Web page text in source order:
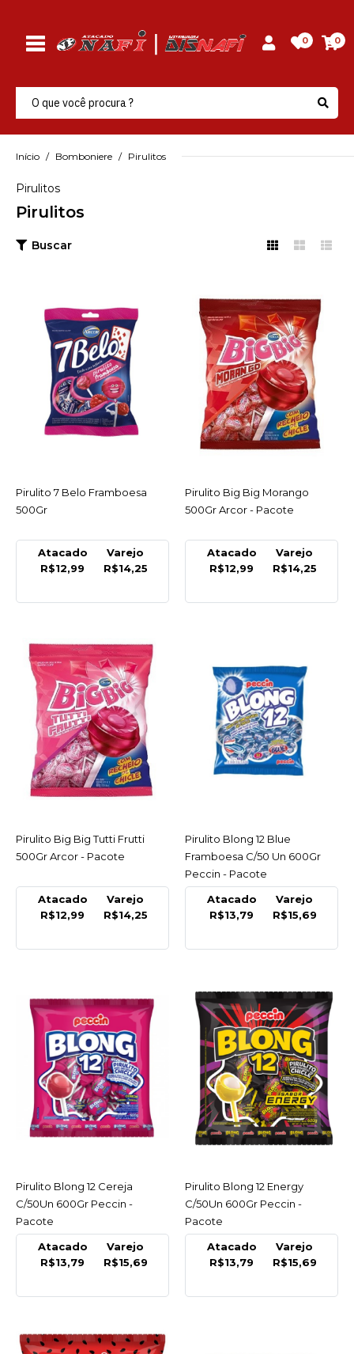
0 0
Início Bomboniere Pirulitos
Pirulitos
Pirulitos
Buscar
Pirulito 7 Belo
Framboesa 500Gr
R$14,25
COMPRAR
COMPARAR
LISTA DE DESEJO
ARCOR
Pirulito Big Big Morango
R$14,25
Pirulito Big Big Tutti
Frutti 500Gr Arcor -
Pacote
LISTA DE DESEJO
Pirulito Blong 12 Blue
R$15,69
COMPRAR
COMPARAR
LISTA DE DESEJO
PECCIN
C/50Un 600Gr Peccin -
Pacote
R$15,69
COMPRAR
ACESSAR
Pirulito 7 Belo Framboesa
500Gr
Atacado
R$12,99
Varejo
R$14,25
ACESSAR
Pirulito Big Big Morango
500Gr Arcor - Pacote
Atacado
R$12,99
Varejo
R$14,25
ACESSAR
Pirulito Big Big Tutti Frutti
500Gr Arcor - Pacote
Atacado
R$12,99
Varejo
R$14,25
ACESSAR
Pirulito Blong 12 Blue
Framboesa C/50 Un 600Gr
Peccin - Pacote
Atacado
R$13,79
Varejo
R$15,69
ACESSAR
Pirulito Blong 12 Cereja
C/50Un 600Gr Peccin -
Pacote
Atacado
R$13,79
Varejo
R$15,69
ACESSAR
Pirulito Blong 12 Energy
C/50Un 600Gr Peccin -
Pacote
Atacado
R$13,79
Varejo
R$15,69